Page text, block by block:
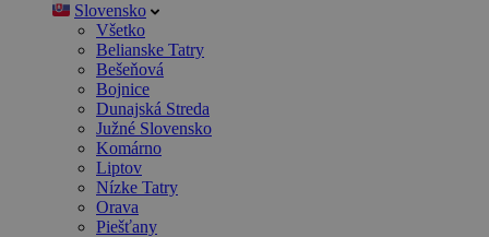
Slovensko
Všetko
Belianske Tatry
Bešeňová
Bojnice
Dunajská Streda
Južné Slovensko
Komárno
Liptov
Nízke Tatry
Orava
Piešťany